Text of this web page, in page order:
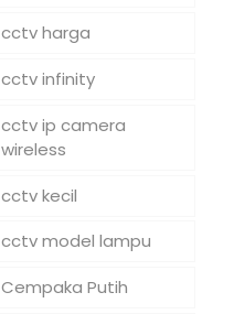
cctv harga
cctv infinity
cctv ip camera
wireless
cctv kecil
cctv model lampu
Cempaka Putih